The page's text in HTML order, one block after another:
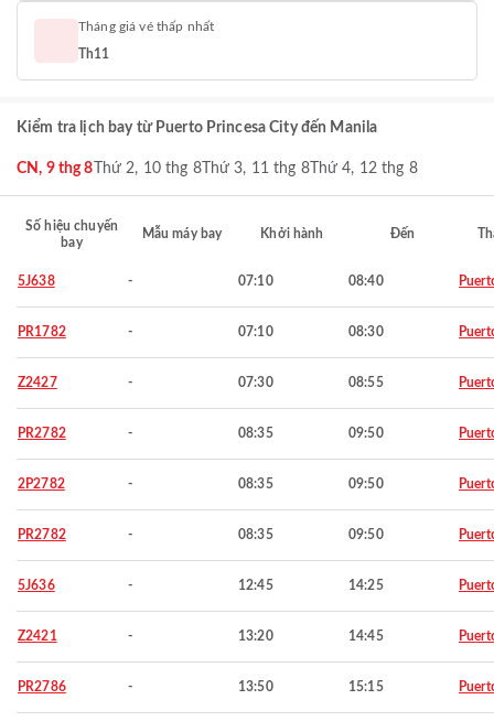
Tháng giá vé thấp nhất
Th11
Kiểm tra lịch bay từ Puerto Princesa City đến Manila
CN, 9 thg 8 Thứ 2, 10 thg 8Thứ 3, 11 thg 8Thứ 4, 12 thg 8
Số hiệu chuyến
bay
Mẫu máy bay Khởi hành Đến
5J638 - 07:10 08:40
PR1782 - 07:10 08:30
Z2427 - 07:30 08:55
PR2782 - 08:35 09:50
2P2782 - 08:35 09:50
PR2782 - 08:35 09:50
5J636 - 12:45 14:25
Z2421 - 13:20 14:45
PR2786 - 13:50 15:15